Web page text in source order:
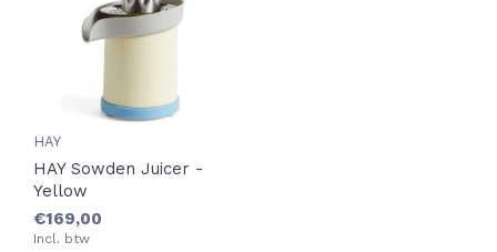
HAY
HAY Sowden Juicer -
Yellow
€169,00
Incl. btw